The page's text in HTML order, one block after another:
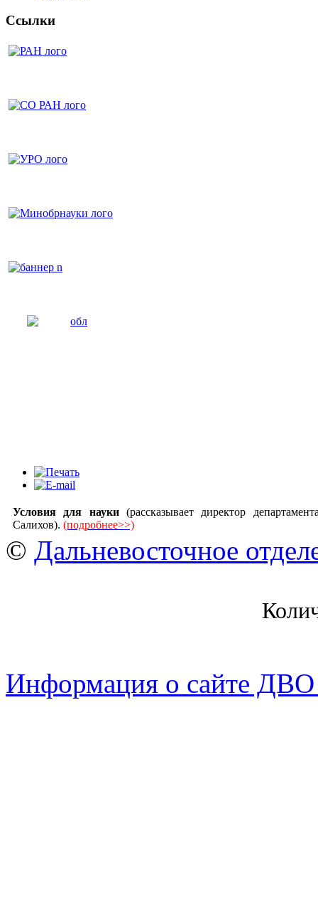
Ссылки
Условия для науки(рассказывает директор
Салихов). (подробнее>>)
© Дальневосточное
Информация о сайте